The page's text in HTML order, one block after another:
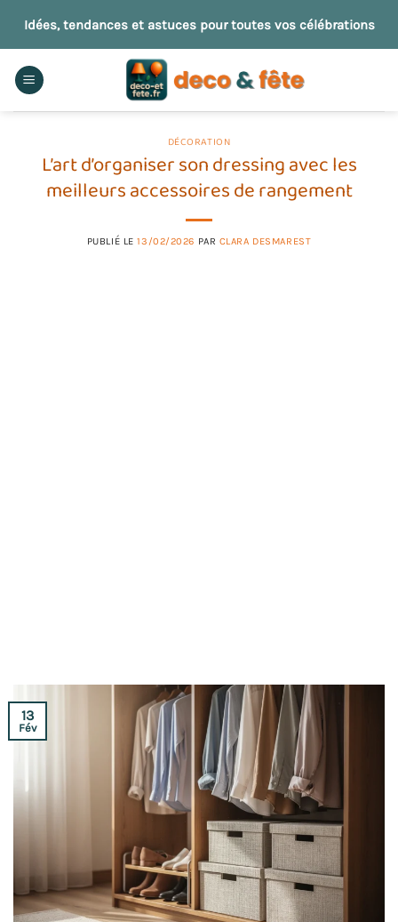
contenu
Idées, tendances et astuces pour toutes vos célébrations
DÉCORATION
L’art d’organiser son dressing avec les
meilleurs accessoires de rangement
PUBLIÉ LE13/02/2026 PAR CLARA DESMAREST
13
Fév